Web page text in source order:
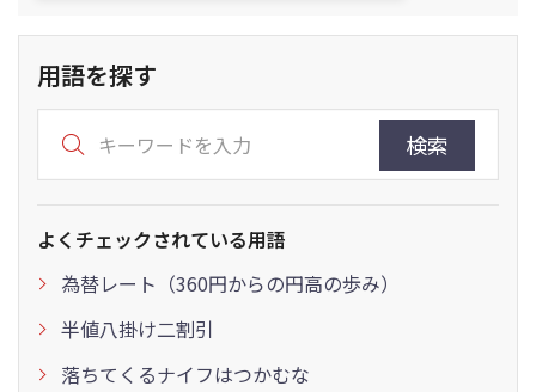
用語を探す
検索
よくチェックされている用語
為替レート（360円からの円高の歩み）
半値八掛け二割引
落ちてくるナイフはつかむな